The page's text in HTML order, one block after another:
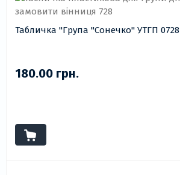
Табличка "Група "Сонечко" УТГП 0728
180.00 грн.